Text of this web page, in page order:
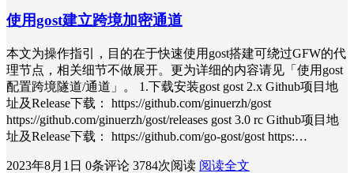
使用gost建立跨境加密通道
本文为操作指引，目的在于快速使用gost搭建可绕过GFW的代
理节点，相关细节不做展开。更为详细的内容请见「使用gost
配置跨境隧道/通道」。 1.下载安装gost gost 2.x Github项目地
址及Release下载： https://github.com/ginuerzh/gost
https://github.com/ginuerzh/gost/releases gost 3.0 rc Github项目地
址及Release下载： https://github.com/go-gost/gost https:…
2023年8月1日 0条评论 3784次阅读 阅读全文